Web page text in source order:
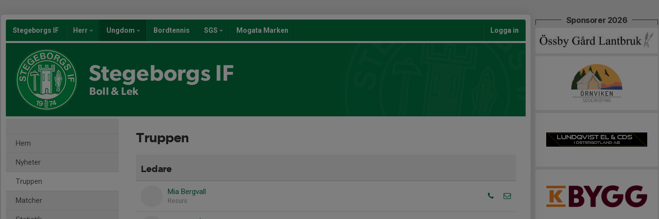
Stegeborgs IF Herr Ungdom Bordtennis SGS Mogata Marken Logga in
Stegeborgs IF
Boll & Lek
Hem
Nyheter
Truppen
Matcher
Truppen
Ledare
Mia Bergvall
Resurs
Sponsorer 2026